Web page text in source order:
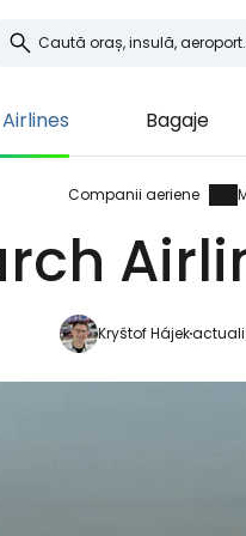
Bagaje
Companii aeriene
Kryštof Hájek